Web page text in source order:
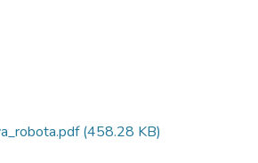
(458.28 KB)